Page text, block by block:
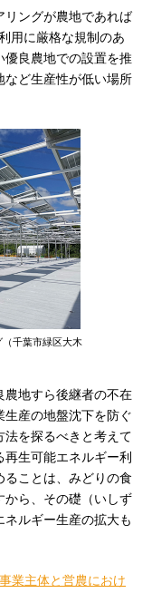
ングが農地であれば
用に厳格な規制のあ
優良農地での設置を推
など生産性が低い場所
千葉市緑区大木
地すら後継者の不在
生産の地盤沈下を防ぐ
法を探るべきと考えて
生可能エネルギー利
ることは、みどりの食
から、その礎（いしず
ルギー生産の拡大も
業主体と営農におけ